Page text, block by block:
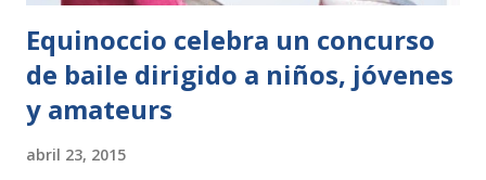
Equinoccio celebra un concurso
de baile dirigido a niños, jóvenes
y amateurs
abril 23, 2015